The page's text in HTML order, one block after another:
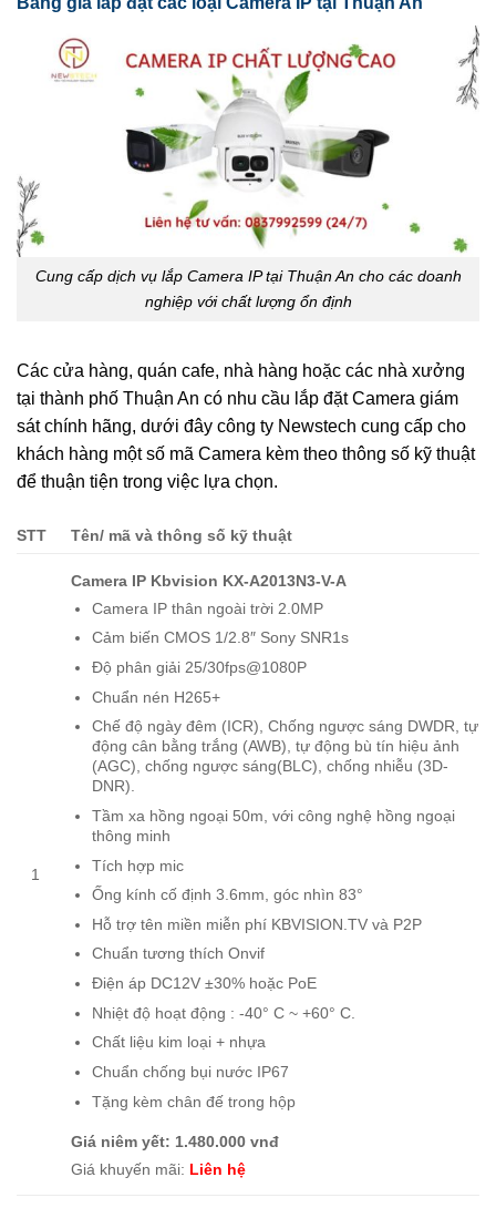
Cung cấp dịch vụ lắp Camera IP tại Thuận An cho các doanh
nghiệp với chất lượng ổn định
Các cửa hàng, quán cafe, nhà hàng hoặc các nhà xưởng
tại thành phố Thuận An có nhu cầu lắp đặt Camera giám
sát chính hãng, dưới đây công ty Newstech cung cấp cho
khách hàng một số mã Camera kèm theo thông số kỹ thuật
để thuận tiện trong việc lựa chọn.
STT Tên/ mã và thông số kỹ thuật
1
Camera IP Kbvision KX-A2013N3-V-A
Camera IP thân ngoài trời 2.0MP
Cảm biến CMOS 1/2.8″ Sony SNR1s
Độ phân giải 25/30fps@1080P
Chuẩn nén H265+
Chế độ ngày đêm (ICR), Chống ngược sáng DWDR, tự
động cân bằng trắng (AWB), tự động bù tín hiệu ảnh
(AGC), chống ngược sáng(BLC), chống nhiễu (3D-
DNR).
Tầm xa hồng ngoại 50m, với công nghệ hồng ngoại
thông minh
Tích hợp mic
Ống kính cố định 3.6mm, góc nhìn 83°
Hỗ trợ tên miền miễn phí KBVISION.TV và P2P
Chuẩn tương thích Onvif
Điện áp DC12V ±30% hoặc PoE
Nhiệt độ hoạt động : -40° C ~ +60° C.
Chất liệu kim loại + nhựa
Chuẩn chống bụi nước IP67
Tặng kèm chân đế trong hộp
Giá niêm yết: 1.480.000 vnđ
Giá khuyến mãi: Liên hệ